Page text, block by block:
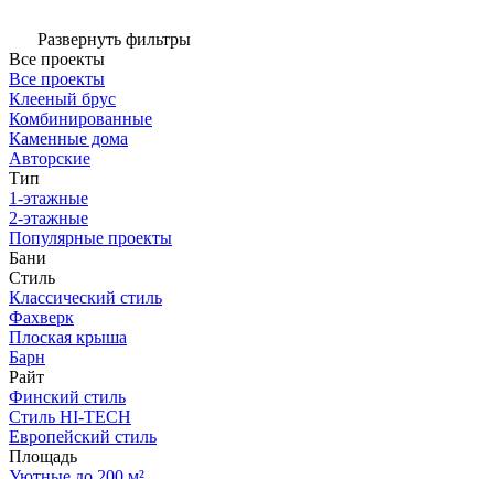
Развернуть фильтры
Все проекты
Все проекты
Клееный брус
Комбинированные
Каменные дома
Авторские
Тип
1-этажные
2-этажные
Популярные проекты
Бани
Стиль
Классический стиль
Фахверк
Плоская крыша
Барн
Райт
Финский стиль
Стиль HI-TECH
Европейский стиль
Площадь